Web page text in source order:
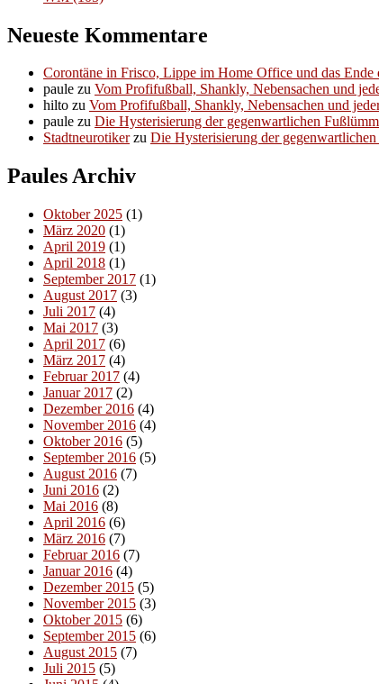
Neueste Kommentare
Corontäne in Frisco, Lippe im Home Office und das
paule zu Vom Profifußball, Shankly, Nebensachen und
hilto zu Vom Profifußball, Shankly, Nebensachen und
paule zu Die Hysterisierung der gegenwartlichen
Stadtneurotikerzu Die Hysterisierung der
Paules Archiv
Oktober 2025 (1)
März 2020 (1)
April 2019 (1)
April 2018 (1)
September 2017 (1)
August 2017 (3)
Juli 2017 (4)
Mai 2017 (3)
April 2017 (6)
März 2017 (4)
Februar 2017 (4)
Januar 2017 (2)
Dezember 2016 (4)
November 2016 (4)
Oktober 2016 (5)
September 2016 (5)
August 2016 (7)
Juni 2016 (2)
Mai 2016 (8)
April 2016 (6)
März 2016 (7)
Februar 2016 (7)
Januar 2016 (4)
Dezember 2015 (5)
November 2015 (3)
Oktober 2015 (6)
September 2015 (6)
August 2015 (7)
Juli 2015 (5)